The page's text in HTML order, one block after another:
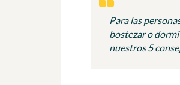
Para las
bostezar o
nuestros 5